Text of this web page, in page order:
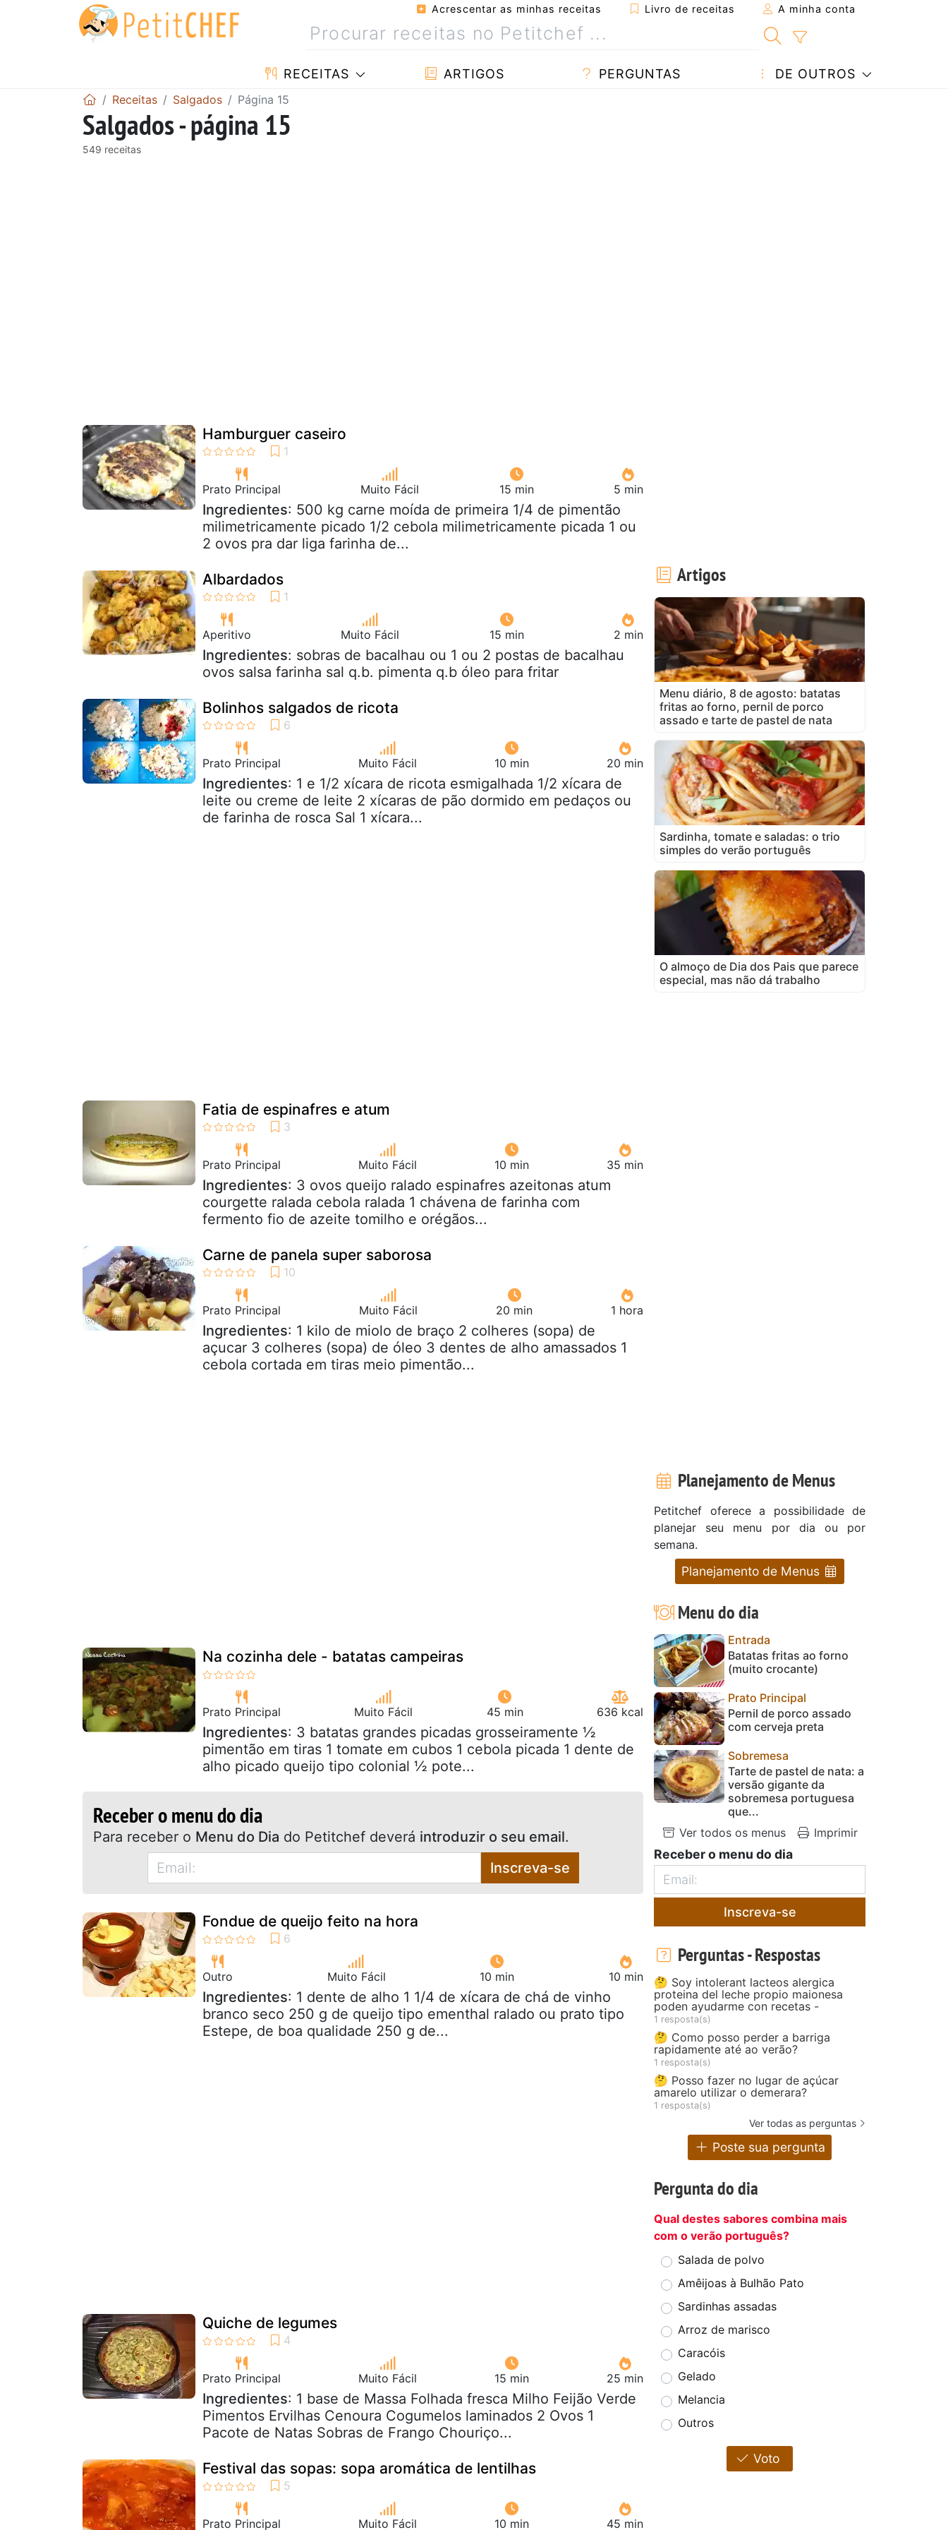
Acrescentar as minhas receitas Livro de receitas A minha conta
RECEITAS ARTIGOS PERGUNTAS DE OUTROS
Receitas Salgados Página 15
Salgados - página 15
549 receitas
Hamburguer caseiro
Prato Principal Muito Fácil 15 min 5 min
Ingredientes: 500 kg carne moída de primeira 1/4 de pimentão
milimetricamente picado 1/2 cebola milimetricamente picada 1 ou
2 ovos pra dar liga farinha de...
Albardados
Aperitivo Muito Fácil 15 min 2 min
Ingredientes: sobras de bacalhau ou 1 ou 2 postas de bacalhau
ovos salsa farinha sal q.b. pimenta q.b óleo para fritar
Bolinhos salgados de ricota
Prato Principal Muito Fácil 10 min 20 min
Ingredientes: 1 e 1/2 xícara de ricota esmigalhada 1/2 xícara de
leite ou creme de leite 2 xícaras de pão dormido em pedaços ou
de farinha de rosca Sal 1 xícara...
Fatia de espinafres e atum
Prato Principal Muito Fácil 10 min 35 min
Ingredientes: 3 ovos queijo ralado espinafres azeitonas atum
courgette ralada cebola ralada 1 chávena de farinha com
fermento fio de azeite tomilho e orégãos...
Carne de panela super saborosa
Prato Principal Muito Fácil 20 min 1 hora
Ingredientes: 1 kilo de miolo de braço 2 colheres (sopa) de
açucar 3 colheres (sopa) de óleo 3 dentes de alho amassados 1
cebola cortada em tiras meio pimentão...
Na cozinha dele - batatas campeiras
Prato Principal Muito Fácil 45 min 636 kcal
Ingredientes: 3 batatas grandes picadas grosseiramente ½
pimentão em tiras 1 tomate em cubos 1 cebola picada 1 dente de
alho picado queijo tipo colonial ½ pote...
Receber o menu do dia
Para receber o Menu do Dia do Petitchef deverá introduzir o seu email.
Inscreva-se
Fondue de queijo feito na hora
Outro Muito Fácil 10 min 10 min
Ingredientes: 1 dente de alho 1 1/4 de xícara de chá de vinho
branco seco 250 g de queijo tipo ementhal ralado ou prato tipo
Estepe, de boa qualidade 250 g de...
Quiche de legumes
Prato Principal Muito Fácil 15 min 25 min
Ingredientes: 1 base de Massa Folhada fresca Milho Feijão Verde
Pimentos Ervilhas Cenoura Cogumelos laminados 2 Ovos 1
Pacote de Natas Sobras de Frango Chouriço...
Festival das sopas: sopa aromática de lentilhas
Prato Principal Muito Fácil 10 min 45 min
Artigos
Menu diário, 8 de agosto: batatas
fritas ao forno, pernil de porco
assado e tarte de pastel de nata
Sardinha, tomate e saladas: o trio
simples do verão português
O almoço de Dia dos Pais que parece
especial, mas não dá trabalho
Planejamento de Menus
Petitchef oferece a possibilidade de
planejar seu menu por dia ou por
semana.
Planejamento de Menus
Menu do dia
Entrada
Batatas fritas ao forno
(muito crocante)
Prato Principal
Pernil de porco assado
com cerveja preta
Sobremesa
Tarte de pastel de nata: a
versão gigante da
sobremesa portuguesa
que...
Ver todos os menus
Imprimir
Receber o menu do dia
Inscreva-se
Perguntas - Respostas
🤔 Soy intolerant lacteos alergica
proteina del leche propio maionesa
poden ayudarme con recetas -
1 resposta(s)
🤔 Como posso perder a barriga
rapidamente até ao verão?
1 resposta(s)
🤔 Posso fazer no lugar de açúcar
amarelo utilizar o demerara?
1 resposta(s)
Ver todas as perguntas
Poste sua pergunta
Pergunta do dia
Qual destes sabores combina mais
com o verão português?
Salada de polvo
Amêijoas à Bulhão Pato
Sardinhas assadas
Arroz de marisco
Caracóis
Gelado
Melancia
Outros
Voto